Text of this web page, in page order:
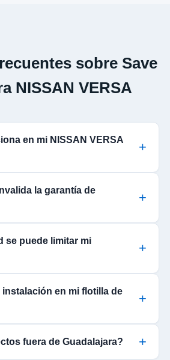
sobre Save
NISSAN VERSA
en mi NISSAN VERSA
la garantía de
se puede limitar mi
en mi flotilla de
fuera de Guadalajara?